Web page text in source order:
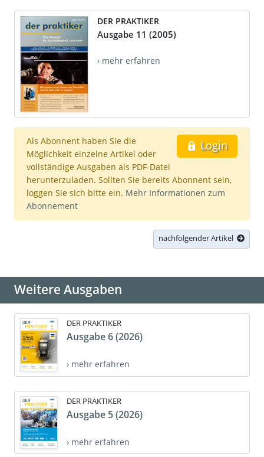
DER PRAKTIKER
Ausgabe 11 (2005)
› mehr erfahren
Login
Als Abonnent haben Sie die
Möglichkeit einzelne Artikel oder
vollständige Ausgaben als PDF-Datei
herunterzuladen. Sollten Sie bereits Abonnent sein,
loggen Sie sich bitte ein. Mehr Informationen zum
Abonnement
nachfolgender Artikel
Weitere Ausgaben
DER PRAKTIKER
Ausgabe 6 (2026)
› mehr erfahren
DER PRAKTIKER
Ausgabe 5 (2026)
› mehr erfahren